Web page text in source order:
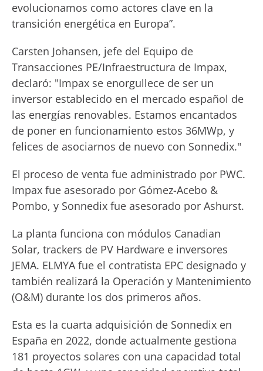
evolucionamos como actores clave en la
transición energética en Europa”.
Carsten Johansen, jefe del Equipo de
Transacciones PE/Infraestructura de Impax,
declaró: "Impax se enorgullece de ser un
inversor establecido en el mercado español de
las energías renovables. Estamos encantados
de poner en funcionamiento estos 36MWp, y
felices de asociarnos de nuevo con Sonnedix."
El proceso de venta fue administrado por PWC.
Impax fue asesorado por Gómez-Acebo &
Pombo, y Sonnedix fue asesorado por Ashurst.
La planta funciona con módulos Canadian
Solar, trackers de PV Hardware e inversores
JEMA. ELMYA fue el contratista EPC designado y
también realizará la Operación y Mantenimiento
(O&M) durante los dos primeros años.
Esta es la cuarta adquisición de Sonnedix en
España en 2022, donde actualmente gestiona
181 proyectos solares con una capacidad total